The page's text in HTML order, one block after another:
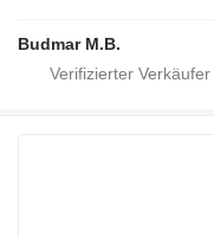
Budmar M.B.